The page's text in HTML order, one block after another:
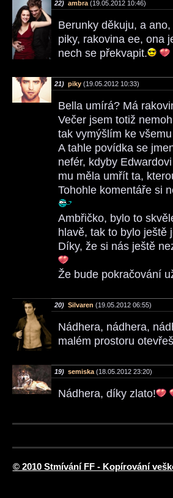
22) ambra (19.05.2012 10:46)
Berunky děkuju, a
piky, rakovina ee, ona
nech se překvapit.
21) piky (19.05.2012 10:33)
Bella umírá? Má
Večer jsem totiž
tak vymýšlím ke
A tahle povídka se
nefér, kdyby
mu měla umřít ta,
Tohohle komentáře si
Ambřičko, bylo to
hlavě, tak to bylo
Díky, že si nás ještě
Že bude pokračování
20) Silvaren (19.05.2012 06:55)
Nádhera, nádhera,
malém prostoru
19) semiska (18.05.2012 23:20)
Nádhera, díky zlato!
© 2010 Stmívání FF - Kopírování